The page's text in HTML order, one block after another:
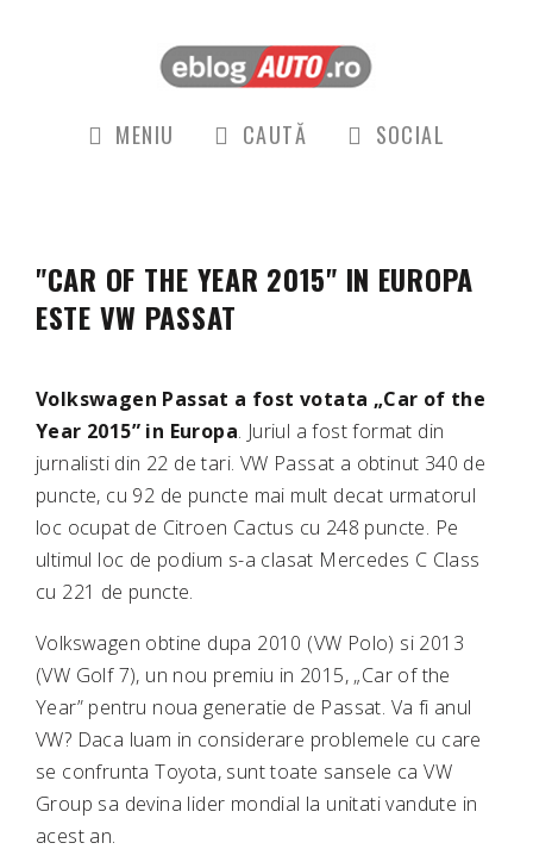
MENIU CAUTĂ SOCIAL
"CAR OF THE YEAR 2015" IN EUROPA
ESTE VW PASSAT
Volkswagen Passat a fost votata „Car of the
Year 2015” in Europa. Juriul a fost format din
jurnalisti din 22 de tari. VW Passat a obtinut 340 de
puncte, cu 92 de puncte mai mult decat urmatorul
loc ocupat de Citroen Cactus cu 248 puncte. Pe
ultimul loc de podium s-a clasat Mercedes C Class
cu 221 de puncte.
Volkswagen obtine dupa 2010 (VW Polo) si 2013
(VW Golf 7), un nou premiu in 2015, „Car of the
Year” pentru noua generatie de Passat. Va fi anul
VW? Daca luam in considerare problemele cu care
se confrunta Toyota, sunt toate sansele ca VW
Group sa devina lider mondial la unitati vandute in
acest an.